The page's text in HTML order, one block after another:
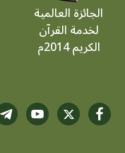
الجائزة العالمية
لخدمة القرآن
الكريم 2014م